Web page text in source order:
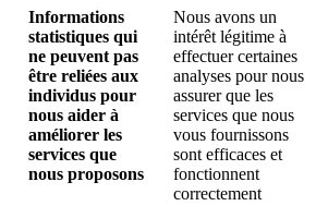
Informations
statistiques qui
ne peuvent pas
être reliées aux
individus pour
nous aider à
améliorer les
services que
nous proposons
Nous avons un
intérêt légitime à
effectuer certaines
analyses pour nous
assurer que les
services que nous
vous fournissons
sont efficaces et
fonctionnent
correctement